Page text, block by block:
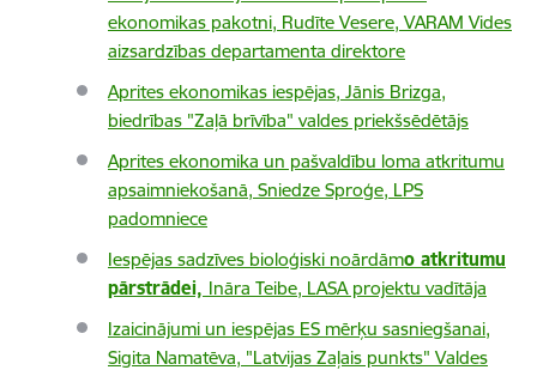
ekonomikas pakotni, Rudīte Vesere, VARAM Vides
aizsardzības departamenta direktore
Aprites ekonomikas iespējas, Jānis Brizga,
biedrības "Zaļā brīvība" valdes priekšsēdētājs
Aprites ekonomika un pašvaldību loma atkritumu
apsaimniekošanā, Sniedze Sproģe, LPS
padomniece
Iespējas sadzīves bioloģiski noārdāmo atkritumu
pārstrādei, Ināra Teibe, LASA projektu vadītāja
Izaicinājumi un iespējas ES mērķu sasniegšanai,
Sigita Namatēva, "Latvijas Zaļais punkts" Valdes